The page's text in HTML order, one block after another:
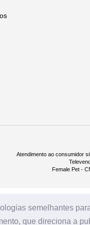
cães com mais de 56 kg,
MSD Saúde Animal oferece a
MSD Saúde Animal está
sustentável ao
Comprimido
Atendimento ao consumidor
Female Pet -
semelhantes
que direciona a